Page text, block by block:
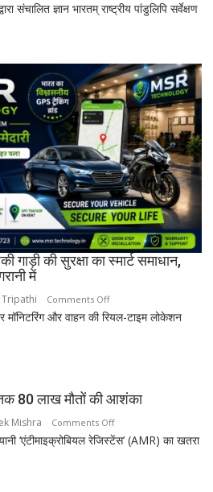
कबीरधाम
इतिहास
का
अनमोल
खजाना,
375
वर्ष
पुरानी
तालपत्र
पांडुलिपि
सहित
38
दुर्लभ
संचालित ज्ञान भारतम् राष्ट्रीय पांडुलिपि सर्वेक्षण
की सुरक्षा का स्मार्ट समाधान,
में
Comments Offon
MSR
सुरक्षा
का
स्मार्ट
और वाहन की रियल-टाइम लोकेशन
80 लाख मौतों की आशंका
Mishra Comments Offon
सुपरबग
‘एंटीमाइक्रोबियल रेजिस्टेंस’ (AMR) का खतरा